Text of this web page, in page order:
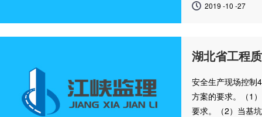
2019 -10 -27
湖北省工程
安全生产现场控制
方案的要求。（1
要求。（2）当基